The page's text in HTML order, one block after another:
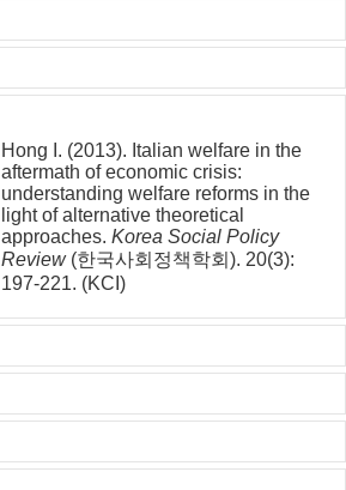
Hong I. (2013). Italian welfare in the
aftermath of economic crisis:
understanding welfare reforms in the
light of alternative theoretical
approaches.Korea Social Policy
Review(한국사회정책학회). 20(3):
197-221. (KCI)